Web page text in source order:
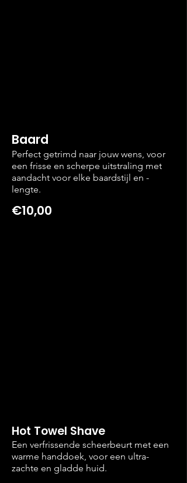
Baard
Perfect getrimd naar jouw wens, voor
een frisse en scherpe uitstraling met
aandacht voor elke baardstijl en -
lengte.
€10,00
Hot Towel Shave
Een verfrissende scheerbeurt met een
warme handdoek, voor een ultra-
zachte en gladde huid.